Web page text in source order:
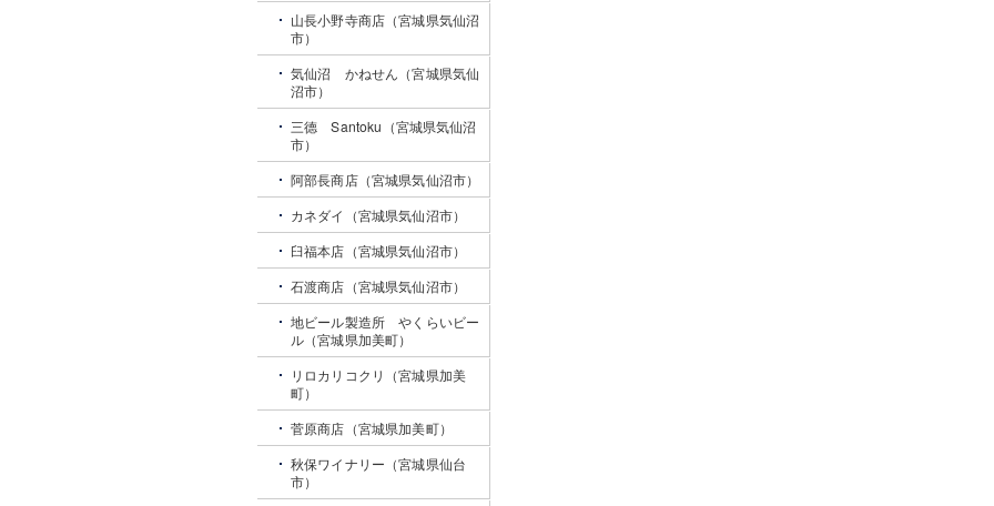
山長小野寺商店（宮城県気仙沼
市）
気仙沼 かねせん（宮城県気仙
沼市）
三德 Santoku（宮城県気仙沼
市）
阿部長商店（宮城県気仙沼市）
カネダイ（宮城県気仙沼市）
臼福本店（宮城県気仙沼市）
石渡商店（宮城県気仙沼市）
地ビール製造所 やくらいビー
ル（宮城県加美町）
リロカリコクリ（宮城県加美
町）
菅原商店（宮城県加美町）
秋保ワイナリー（宮城県仙台
市）